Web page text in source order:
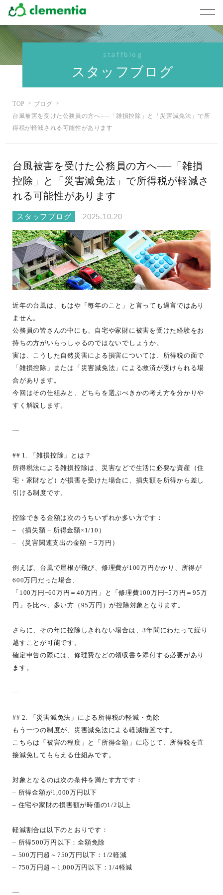
staffblog
スタッフブログ
TOP
ブログ
台風被害を受けた公務員の方へ──「雑損控除」と「災害減免法」で所
得税が軽減される可能性があります
台風被害を受けた公務員の方へ──「雑損
控除」と「災害減免法」で所得税が軽減さ
れる可能性があります
スタッフブログ 2025.10.20
近年の台風は、もはや「毎年のこと」と言っても過言ではあり
ません。
公務員の皆さんの中にも、自宅や家財に被害を受けた経験をお
持ちの方がいらっしゃるのではないでしょうか。
実は、こうした自然災害による損害については、所得税の面で
「雑損控除」または「災害減免法」による救済が受けられる場
合があります。
今回はその仕組みと、どちらを選ぶべきかの考え方を分かりや
すく解説します。
—
## 1. 「雑損控除」とは？
所得税法による雑損控除は、災害などで生活に必要な資産（住
宅・家財など）が損害を受けた場合に、損失額を所得から差し
引ける制度です。
控除できる金額は次のうちいずれか多い方です：
– （損失額 − 所得金額×1/10）
– （災害関連支出の金額 − 5万円）
例えば、台風で屋根が飛び、修理費が100万円かかり、所得が
600万円だった場合、
「100万円−60万円＝40万円」と「修理費100万円−5万円＝95万
円」を比べ、多い方（95万円）が控除対象となります。
さらに、その年に控除しきれない場合は、3年間にわたって繰り
越すことが可能です。
確定申告の際には、修理費などの領収書を添付する必要があり
ます。
—
## 2. 「災害減免法」による所得税の軽減・免除
もう一つの制度が、災害減免法による軽減措置です。
こちらは「被害の程度」と「所得金額」に応じて、所得税を直
接減免してもらえる仕組みです。
対象となるのは次の条件を満たす方です：
– 所得金額が1,000万円以下
– 住宅や家財の損害額が時価の1/2以上
軽減割合は以下のとおりです：
– 所得500万円以下：全額免除
– 500万円超～750万円以下：1/2軽減
– 750万円超～1,000万円以下：1/4軽減
—